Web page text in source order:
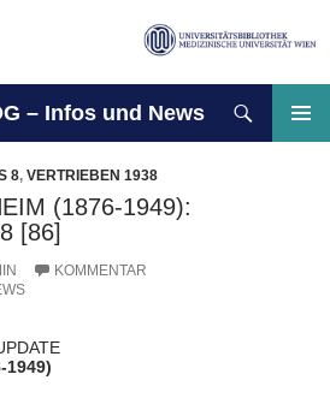
– Infos und News
8, VERTRIEBEN 1938
(1876-1949):
[86]
KOMMENTAR
1949)